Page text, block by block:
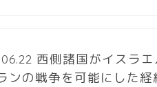
西側諸国がイスラエ
ンの戦争を可能にした経